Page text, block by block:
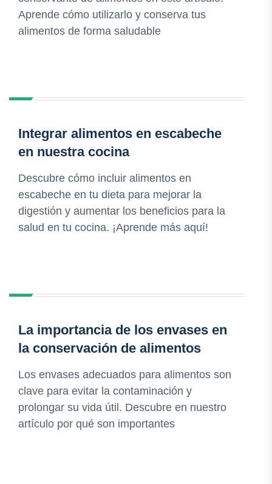
Aprende cómo utilizarlo y conserva tus
alimentos de forma saludable
Integrar alimentos en escabeche
en nuestra cocina
Descubre cómo incluir alimentos en
escabeche en tu dieta para mejorar la
digestión y aumentar los beneficios para la
salud en tu cocina. ¡Aprende más aquí!
La importancia de los envases en
la conservación de alimentos
Los envases adecuados para alimentos son
clave para evitar la contaminación y
prolongar su vida útil. Descubre en nuestro
artículo por qué son importantes